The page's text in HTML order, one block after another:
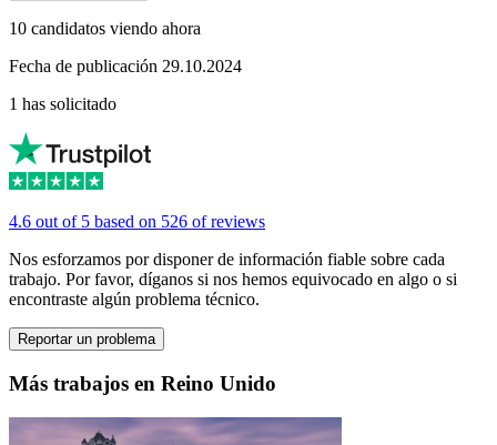
10 candidatos viendo ahora
Fecha de publicación 29.10.2024
1 has solicitado
4.6 out of 5 based on 526 of reviews
Nos esforzamos por disponer de información fiable sobre cada
trabajo. Por favor, díganos si nos hemos equivocado en algo o si
encontraste algún problema técnico.
Reportar un problema
Más trabajos en Reino Unido